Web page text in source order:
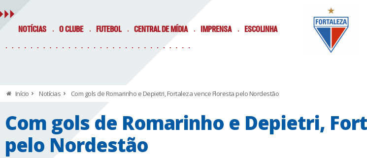
NOTÍCIAS O CLUBE FUTEBOL CENTRAL DE MÍDIA IMPRENSA ESCOLINHA
Início Notícias Com gols de Romarinho e Depietri, Fortaleza vence Floresta pelo Nordestão
Com gols de Romarinho e Depietri,
pelo Nordestão